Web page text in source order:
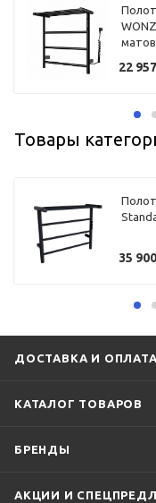
22 957
Товары
35 900
ДОСТАВКА И ОПЛАТА
КАТАЛОГ ТОВАРОВ
БРЕНДЫ
АКЦИИ И